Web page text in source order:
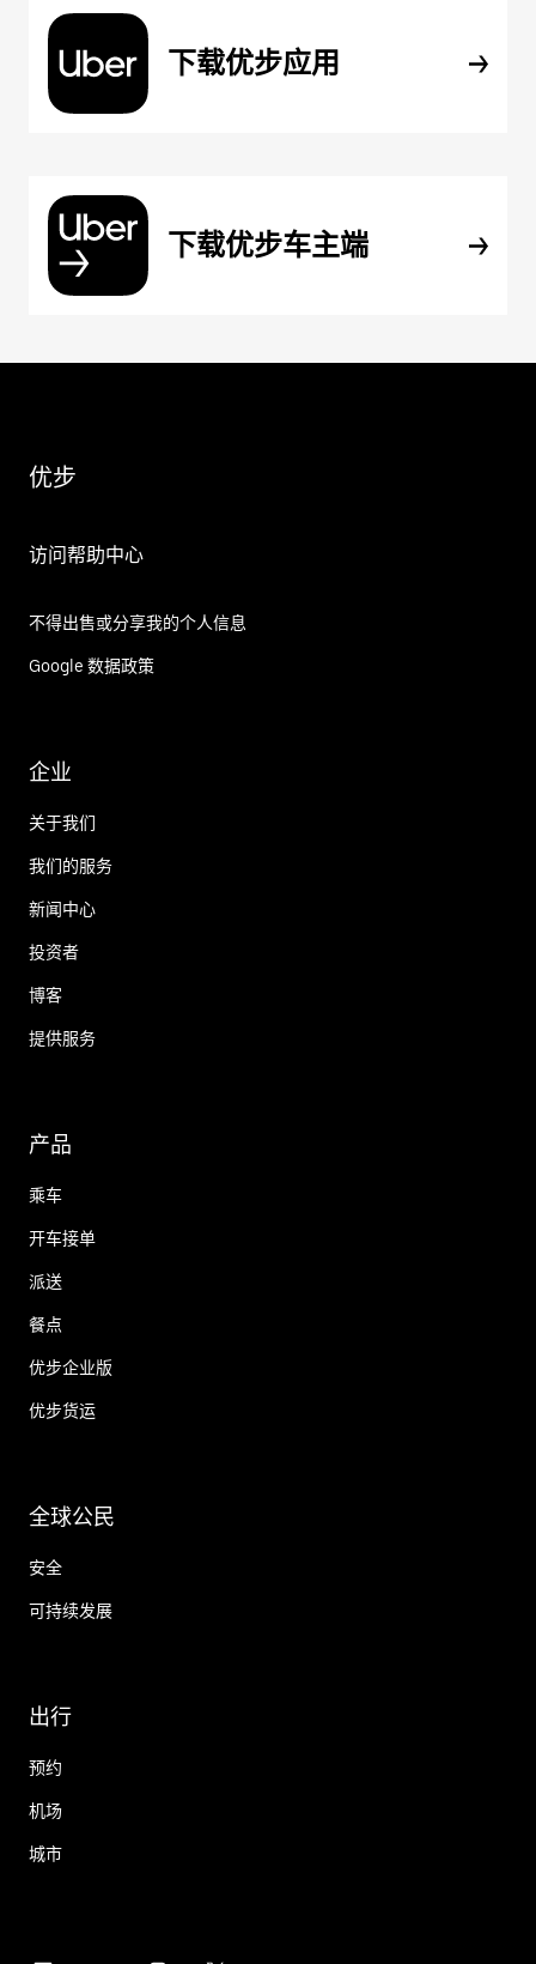
下载优步应用
下载优步车主端
优步
访问帮助中心
不得出售或分享我的个人信息
Google 数据政策
企业
关于我们
我们的服务
新闻中心
投资者
博客
提供服务
产品
乘车
开车接单
派送
餐点
优步企业版
优步货运
全球公民
安全
可持续发展
出行
预约
机场
城市